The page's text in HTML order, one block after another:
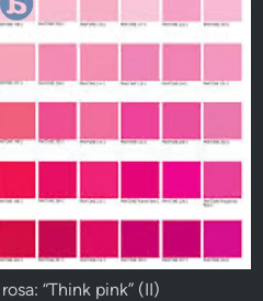
“Think pink” (II)